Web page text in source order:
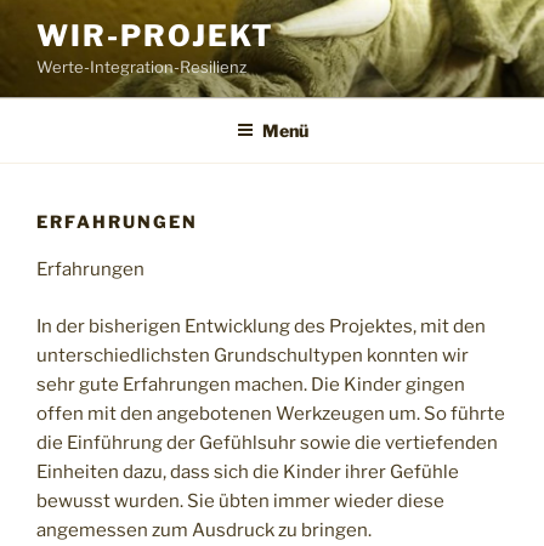
Inhalt
springen
WIR-PROJEKT
Werte-Integration-Resilienz
Menü
ERFAHRUNGEN
Erfahrungen
In der bisherigen Entwicklung des Projektes, mit den
unterschiedlichsten Grundschultypen konnten wir
sehr gute Erfahrungen machen. Die Kinder gingen
offen mit den angebotenen Werkzeugen um. So führte
die Einführung der Gefühlsuhr sowie die vertiefenden
Einheiten dazu, dass sich die Kinder ihrer Gefühle
bewusst wurden. Sie übten immer wieder diese
angemessen zum Ausdruck zu bringen.